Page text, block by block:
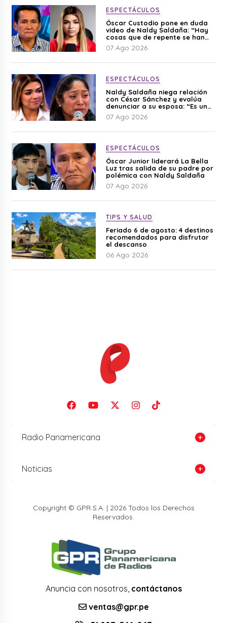
ESPECTÁCULOS
Óscar Custodio pone en duda
video de Naldy Saldaña: “Hay
cosas que de repente se han
editado”
07 Ago 2026
ESPECTÁCULOS
Naldy Saldaña niega relación
con César Sánchez y evalúa
denunciar a su esposa: “Es una
difamación”
07 Ago 2026
ESPECTÁCULOS
Óscar Junior liderará La Bella
Luz tras salida de su padre por
polémica con Naldy Saldaña
07 Ago 2026
TIPS Y SALUD
Feriado 6 de agosto: 4 destinos
recomendados para disfrutar
el descanso
06 Ago 2026
Radio Panamericana
Noticias
Copyright © GPR S.A. | 2026 Todos los Derechos
Reservados.
Anuncia con nosotros, contáctanos
ventas@gpr.pe